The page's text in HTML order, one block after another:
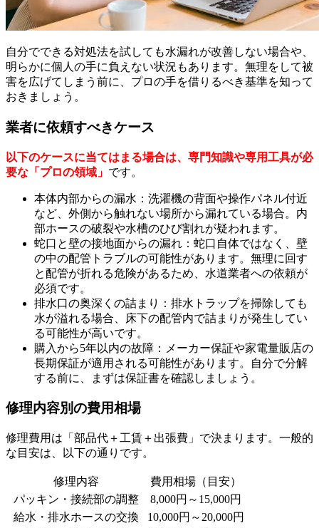
自分でできる対処法を試しても水漏れが改善しない場合や、
明らかに個人の手に負えない状況もあります。無理をして被
害を広げてしまう前に、プロの手を借りるべき基準を知って
おきましょう。
業者に依頼すべきケース
以下のケースに当てはまる場合は、専門知識や専用工具が必
要な「プロの領域」 です。
本体内部からの漏水：洗濯機の背面や操作パネル付近
など、外側から触れない場所から漏れている場合。内
部ホースの破裂や水槽のひび割れが疑われます。
蛇口と壁の接地面からの漏れ：蛇口自体ではなく、壁
の中の配管トラブルの可能性があります。無理に回す
と配管が折れる危険があるため、水道業者への依頼が
必須です。
排水口の奥深くの詰まり：排水トラップを掃除しても
水が溢れる場合、床下の配管内で詰まりが発生してい
る可能性が高いです。
購入から5年以内の故障：メーカー保証や家電量販店の
長期保証が適用される可能性があります。自分で分解
する前に、まずは保証書を確認しましょう。
修理内容別の費用相場
修理費用は「部品代＋工賃＋出張費」で決まります。一般的
な目安は、以下の通りです。
修理内容
費用相場（目安）
パッキン・接続部の調整
8,000円～15,000円
給水・排水ホースの交換
10,000円～20,000円